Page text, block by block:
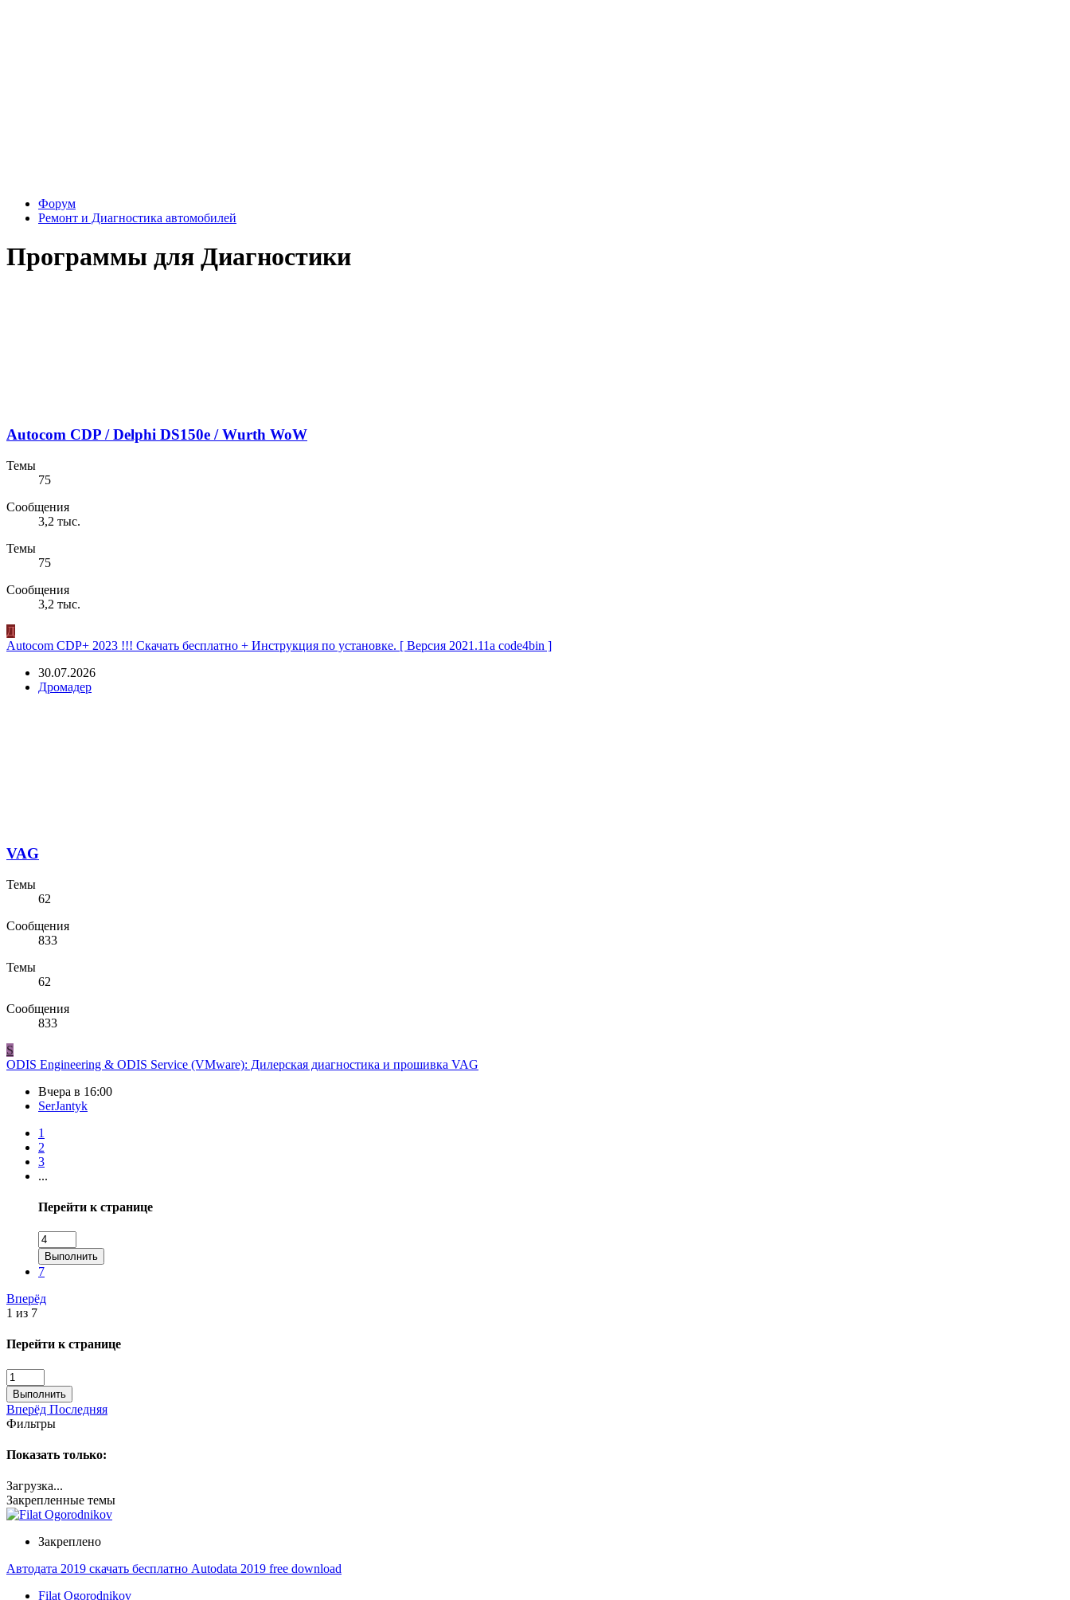
Форум
Ремонт и Диагностика автомобилей
Программы для Диагностики
Autocom CDP / Delphi DS150e / Wurth WoW
Темы
75
Сообщения
3,2 тыс.
Темы
75
Сообщения
3,2 тыс.
Д
Autocom CDP+ 2023 !!! Скачать бесплатно + Инструкция по установке. [ Версия 2021.11a code4bin ]
30.07.2026
Дромадер
VAG
Темы
62
Сообщения
833
Темы
62
Сообщения
833
S
ODIS Engineering & ODIS Service (VMware): Дилерская диагностика и прошивка VAG
Вчера в 16:00
SerJantyk
1
2
3
...
Перейти к странице
Выполнить
7
Вперёд
1 из 7
Перейти к странице
Выполнить
Вперёд Последняя
Фильтры
Показать только:
Загрузка...
Закрепленные темы
Закреплено
Автодата 2019 скачать бесплатно Autodata 2019 free download
Filat Ogorodnikov